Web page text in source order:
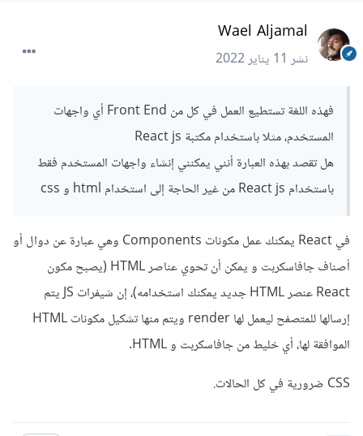
Wael Aljamal
نشر11 يناير 2022
فهذه اللغة تستطيع العمل في كل من Front End أي واجهات
المستخدم، مثلا باستخدام مكتبة React js
هل تقصد بهذه العبارة أنني يمكنني إنشاء واجهات المستخدم فقط
باستخدام React js من غير الحاجة إلى استخدام html و css
في React يمكنك عمل مكونات Components وهي عبارة عن دوال أو
أصناف جافاسكربت و يمكن أن تحوي عناصر HTML (يصبح مكون
React عنصر HTML جديد يمكنك استخدامه)، إن شيفرات JS يتم
إرسالها للمتصفح ليعمل لها render ويتم منها تشكيل مكونات HTML
الموافقة لها، أي خليط من جافاسكربت و HTML.
CSS ضرورية في كل الحالات.